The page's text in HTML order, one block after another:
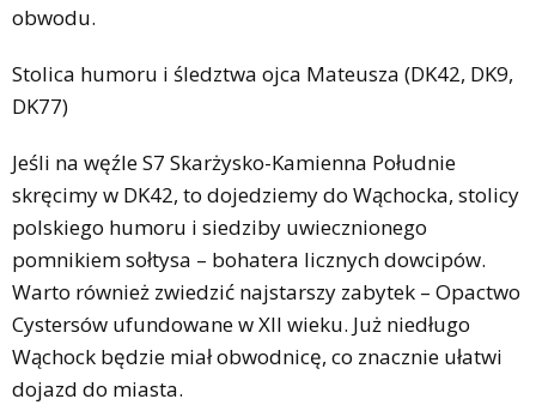
obwodu.
Stolica humoru i śledztwa ojca Mateusza (DK42, DK9,
DK77)
Jeśli na węźle S7 Skarżysko-Kamienna Południe
skręcimy w DK42, to dojedziemy do Wąchocka, stolicy
polskiego humoru i siedziby uwiecznionego
pomnikiem sołtysa – bohatera licznych dowcipów.
Warto również zwiedzić najstarszy zabytek – Opactwo
Cystersów ufundowane w XII wieku. Już niedługo
Wąchock będzie miał obwodnicę, co znacznie ułatwi
dojazd do miasta.